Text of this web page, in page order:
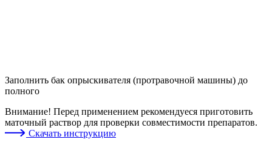
Заполнить бак опрыскивателя (протравочной машины) до
полного
Внимание! Перед применением рекомендуеся приготовить
маточный раствор для проверки совместимости препаратов.
Скачать инструкцию